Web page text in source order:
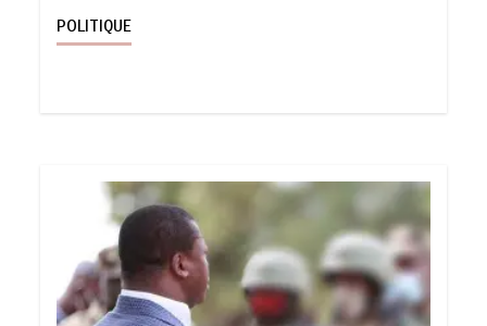
POLITIQUE